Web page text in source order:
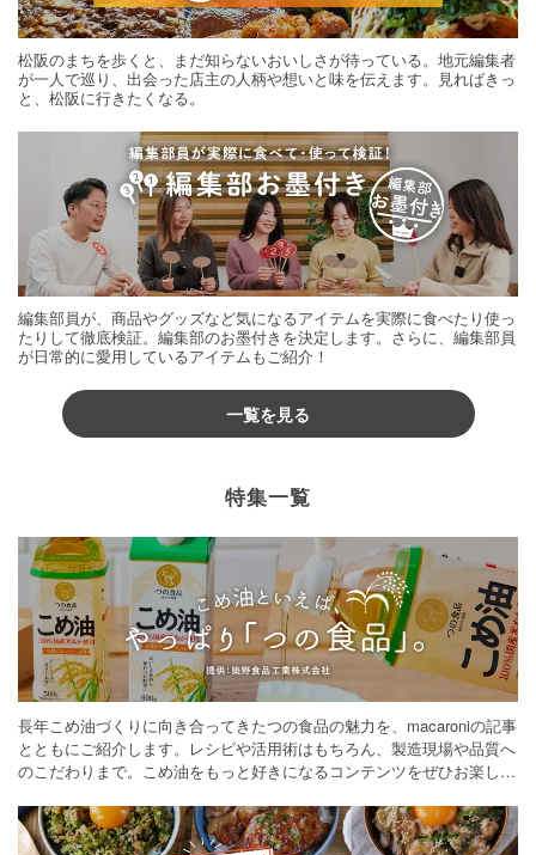
松阪のまちを歩くと、まだ知らないおいしさが待っている。地元編集者
が一人で巡り、出会った店主の人柄や想いと味を伝えます。見ればきっ
と、松阪に行きたくなる。
編集部員が、商品やグッズなど気になるアイテムを実際に食べたり使っ
たりして徹底検証。編集部のお墨付きを決定します。さらに、編集部員
が日常的に愛用しているアイテムもご紹介！
一覧を見る
特集一覧
長年こめ油づくりに向き合ってきたつの食品の魅力を、macaroniの記事
とともにご紹介します。レシピや活用術はもちろん、製造現場や品質へ
のこだわりまで。こめ油をもっと好きになるコンテンツをぜひお楽しみ